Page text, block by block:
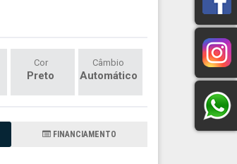
Cor
Preto
Câmbio
Automático
FINANCIAMENTO